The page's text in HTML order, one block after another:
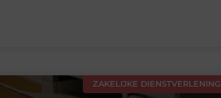
ZAKELIJKE DIENSTVERLENING